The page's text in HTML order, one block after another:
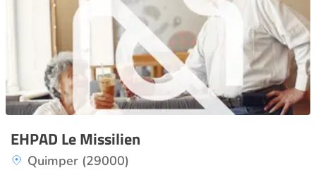
EHPAD Le Missilien
Quimper (29000)